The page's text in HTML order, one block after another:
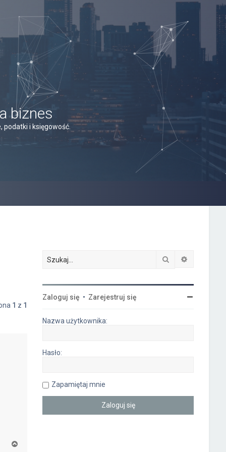
biznes
podatki i księgowość.
1 z 1
Szukaj
Zaloguj się • Zarejestruj się
Nazwa użytkownika:
Hasło:
Zapamiętaj mnie